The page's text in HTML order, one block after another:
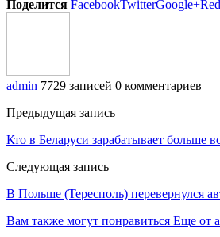
Поделится FacebookTwitterGoogle+
admin 7729 записей 0 комментариев
Предыдущая запись
Кто в Беларуси зарабатывает больше
Следующая запись
В Польше (Тересполь) перевернулся
Вам также могут понравиться Еще от